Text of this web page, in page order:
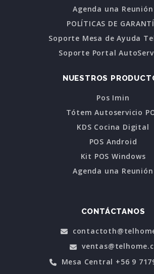
Agenda una Reunión
POLÍTICAS DE
Soporte Mesa de Ayuda
Soporte Portal
NUESTROS
Pos Imin
Tótem Autoservicio
KDS Cocina Digital
POS Android
Kit POS Windows
Agenda una Reunión
CONTÁCTANOS
Mesa Central +56 9